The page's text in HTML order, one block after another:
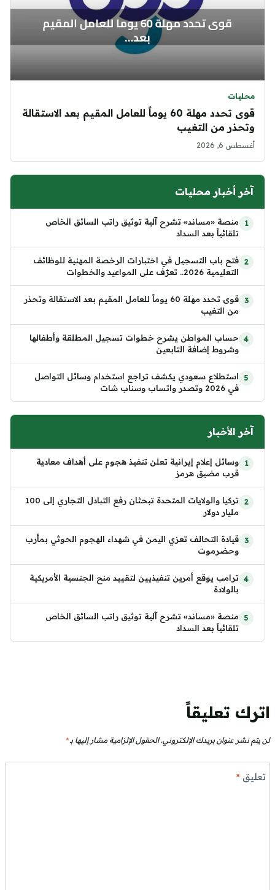
محليات
قوى تحدد مهلة 60 يوماً للعامل المقيم بعد الاستقالة
وتحذر من التغيب
أغسطس 6, 2026
آخر أخبار محليات
منصة «مساند» تشرح آلية توثيق راتب السائق الخاص
تلقائياً بعد السداد
فتح باب التسجيل في اختبارات الرخصة المهنية للوظائف
التعليمية 2026.. تعرّف على المواعيد والخطوات
قوى تحدد مهلة 60 يوماً للعامل المقيم بعد الاستقالة وتحذر
من التغيب
حساب المواطن يشرح خطوات تسجيل المطلقة وأطفالها
وشروط إضافة التابعين
استطلاع سعودي يكشف تراجع استخدام وسائل التواصل
في 2026 وتصدر واتساب وسناب شات
آخر الأخبار
وسائل إعلام إيرانية تعلن تنفيذ هجوم على أهداف معادية
قرب مضيق هرمز
تركيا والولايات المتحدة تبحثان رفع التبادل التجاري إلى 100
مليار دولار
قيادة التحالف تعزي اليمن في شهداء الهجوم الحوثي بمأرب
وحضرموت
ترامب يوقع أمرين تنفيذيين لتقييد منح الجنسية الأمريكية
بالولادة
منصة «مساند» تشرح آلية توثيق راتب السائق الخاص
تلقائياً بعد السداد
اترك تعليقاً
لن يتم نشر عنوان بريدك الإلكتروني. الحقول الإلزامية مشار إليها بـ*
تعليق*